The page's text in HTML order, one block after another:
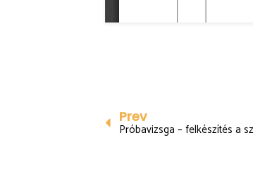
Prev
Próbavizsga – felkészítés a